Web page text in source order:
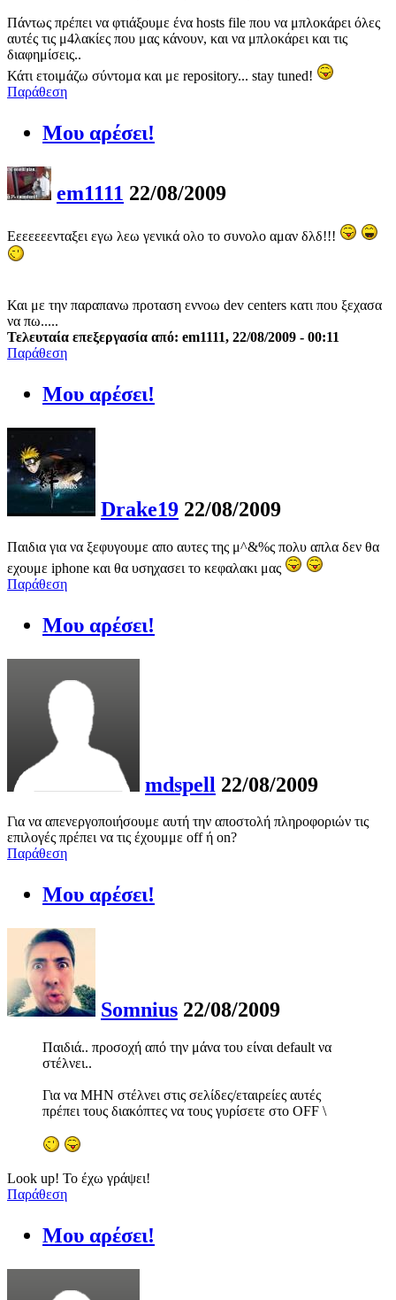
Πάντως πρέπει να φτιάξουμε ένα hosts file που να μπλοκάρει όλες
αυτές τις μ4λακίες που μας κάνουν, και να μπλοκάρει και τις
διαφημίσεις..
Κάτι ετοιμάζω σύντομα και με repository... stay tuned!
Παράθεση
Μου αρέσει!
em1111 22/08/2009
Εεεεεεενταξει εγω λεω γενικά ολο το συνολο αμαν δλδ!!!
Και με την παραπανω προταση εννοω dev centers κατι που ξεχασα
να πω.....
Τελευταία επεξεργασία από: em1111, 22/08/2009 - 00:11
Παράθεση
Μου αρέσει!
Drake19 22/08/2009
Παιδια για να ξεφυγουμε απο αυτες της μ^&%ς πολυ απλα δεν θα
εχουμε iphone και θα υσηχασει το κεφαλακι μας
Παράθεση
Μου αρέσει!
mdspell 22/08/2009
Για να απενεργοποιήσουμε αυτή την αποστολή πληροφοριών τις
επιλογές πρέπει να τις έχουμμε off ή on?
Παράθεση
Μου αρέσει!
Somnius 22/08/2009
Παιδιά.. προσοχή από την μάνα του είναι default να
στέλνει..
Για να ΜΗΝ στέλνει στις σελίδες/εταιρείες αυτές
πρέπει τους διακόπτες να τους γυρίσετε στο OFF \
Look up! Το έχω γράψει!
Παράθεση
Μου αρέσει!